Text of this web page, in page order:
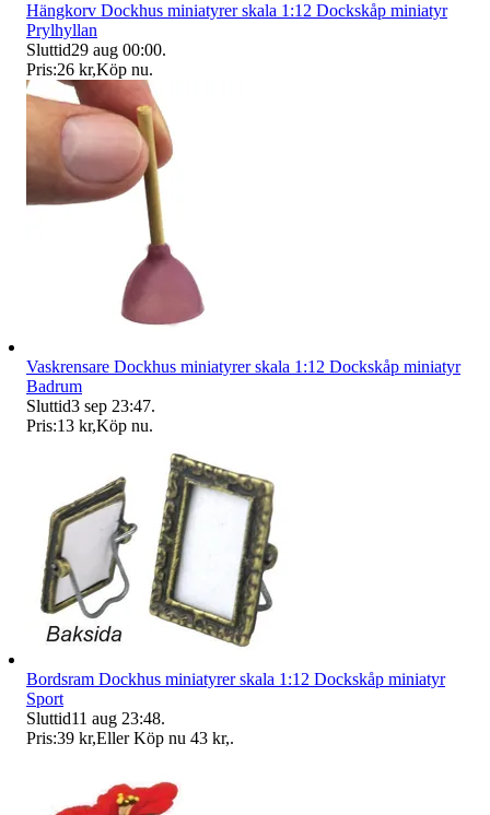
Hängkorv Dockhus miniatyrer skala 1:12 Dockskåp miniatyr
Prylhyllan
Sluttid29 aug 00:00.
Pris:26 kr,Köp nu.
Vaskrensare Dockhus miniatyrer skala 1:12 Dockskåp miniatyr
Badrum
Sluttid3 sep 23:47.
Pris:13 kr,Köp nu.
Bordsram Dockhus miniatyrer skala 1:12 Dockskåp miniatyr
Sport
Sluttid11 aug 23:48.
Pris:39 kr,Eller Köp nu 43 kr,.